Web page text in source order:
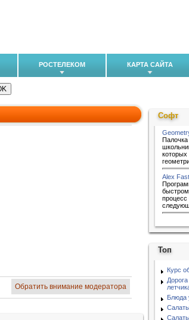
РОСТЕЛЕКОМ КАРТА САЙТА
Обратить внимание модератора
Софт
которых
Alex
процесс
Топ
Курс
Блюда